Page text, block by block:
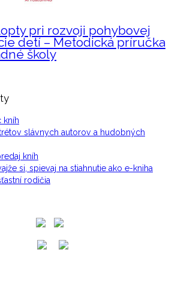
pri rozvoji pohybovej
detí – Metodická príručka
školy
kníh
slávnych autorov a hudobných
kníh
si, spievaj na stiahnutie ako e-kniha
rodičia